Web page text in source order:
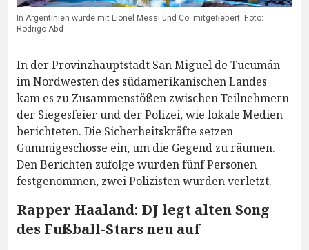
In Argentinien wurde mit Lionel Messi und Co. mitgefiebert. Foto:
Rodrigo Abd
In der Provinzhauptstadt San Miguel de Tucumán
im Nordwesten des südamerikanischen Landes
kam es zu Zusammenstößen zwischen Teilnehmern
der Siegesfeier und der Polizei, wie lokale Medien
berichteten. Die Sicherheitskräfte setzen
Gummigeschosse ein, um die Gegend zu räumen.
Den Berichten zufolge wurden fünf Personen
festgenommen, zwei Polizisten wurden verletzt.
Rapper Haaland: DJ legt alten Song
des Fußball-Stars neu auf